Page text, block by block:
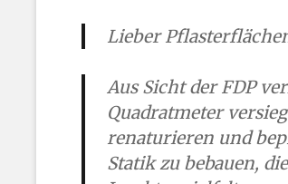
Lieber
Aus Sicht der FDP
Quadratmeter
renaturieren und
Statik zu bebauen,